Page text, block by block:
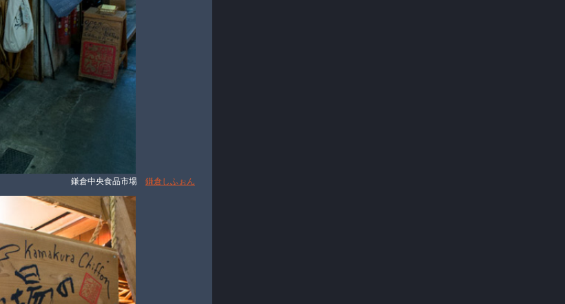
鎌倉中央食品市場 鎌倉しふぉん